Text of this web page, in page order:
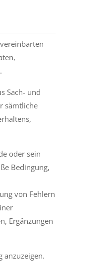
Sach- und
sämtliche
oder sein
Bedingung,
von Fehlern
Ergänzungen
anzuzeigen.